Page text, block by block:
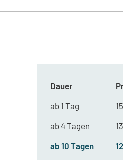
Dauer
ab 1 Tag
ab 4 Tagen
ab 10 Tagen